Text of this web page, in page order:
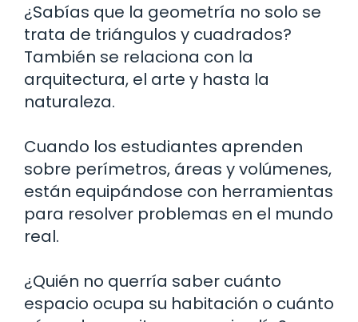
¿Sabías que la geometría no solo se
trata de triángulos y cuadrados?
También se relaciona con la
arquitectura, el arte y hasta la
naturaleza.
Cuando los estudiantes aprenden
sobre perímetros, áreas y volúmenes,
están equipándose con herramientas
para resolver problemas en el mundo
real.
¿Quién no querría saber cuánto
espacio ocupa su habitación o cuánto